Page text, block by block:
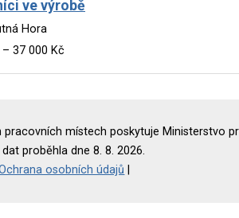
ve výrobě
Hora
37 000 Kč
místech poskytuje Ministerstvo
proběhla dne 8. 8. 2026.
osobních údajů